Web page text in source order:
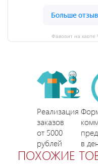
Фаворит на карте
Реализация
заказов
от 5000
рублей
в
ПОХОЖИЕ